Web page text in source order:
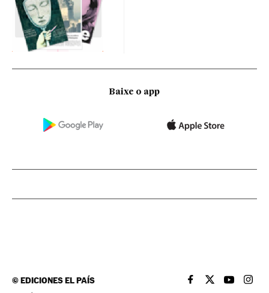
Baixe o app
©EDICIONES EL PAÍS EL PAÍS BRASIL EN
EL PAÍSEL PAÍS
EL